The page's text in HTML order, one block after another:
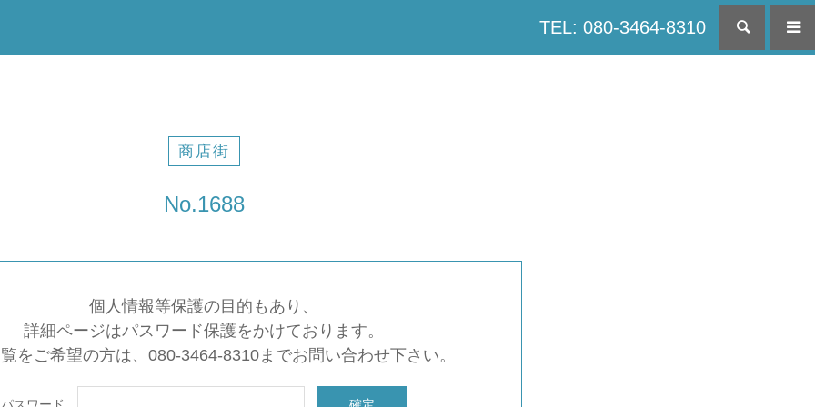
TEL: 080-3464-8310 検索
商店街
No.1688
個人情報等保護の目的もあり、
詳細ページはパスワード保護をかけております。
をご希望の方は、080-3464-8310までお問い合わせ下さい。